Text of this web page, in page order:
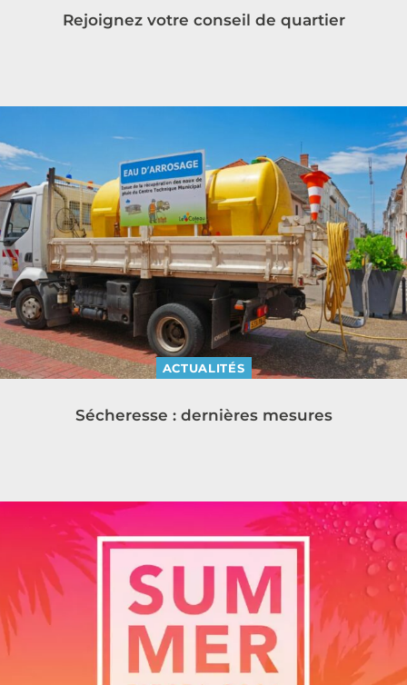
Rejoignez votre conseil de quartier
ACTUALITÉS
Sécheresse : dernières mesures